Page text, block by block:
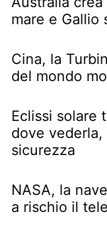
mare e Gallio
Cina, la
del mondo
Eclissi solare
dove vederla,
sicurezza
NASA, la
a rischio il